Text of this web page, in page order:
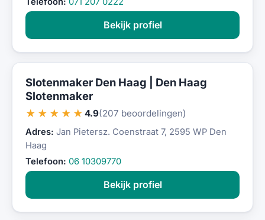
Bekijk profiel
Slotenmaker Den Haag | Den Haag
Slotenmaker
★★★★★ 4.9(207 beoordelingen)
Adres: Jan Pietersz. Coenstraat 7, 2595 WP Den
Haag
Telefoon: 06 10309770
Bekijk profiel